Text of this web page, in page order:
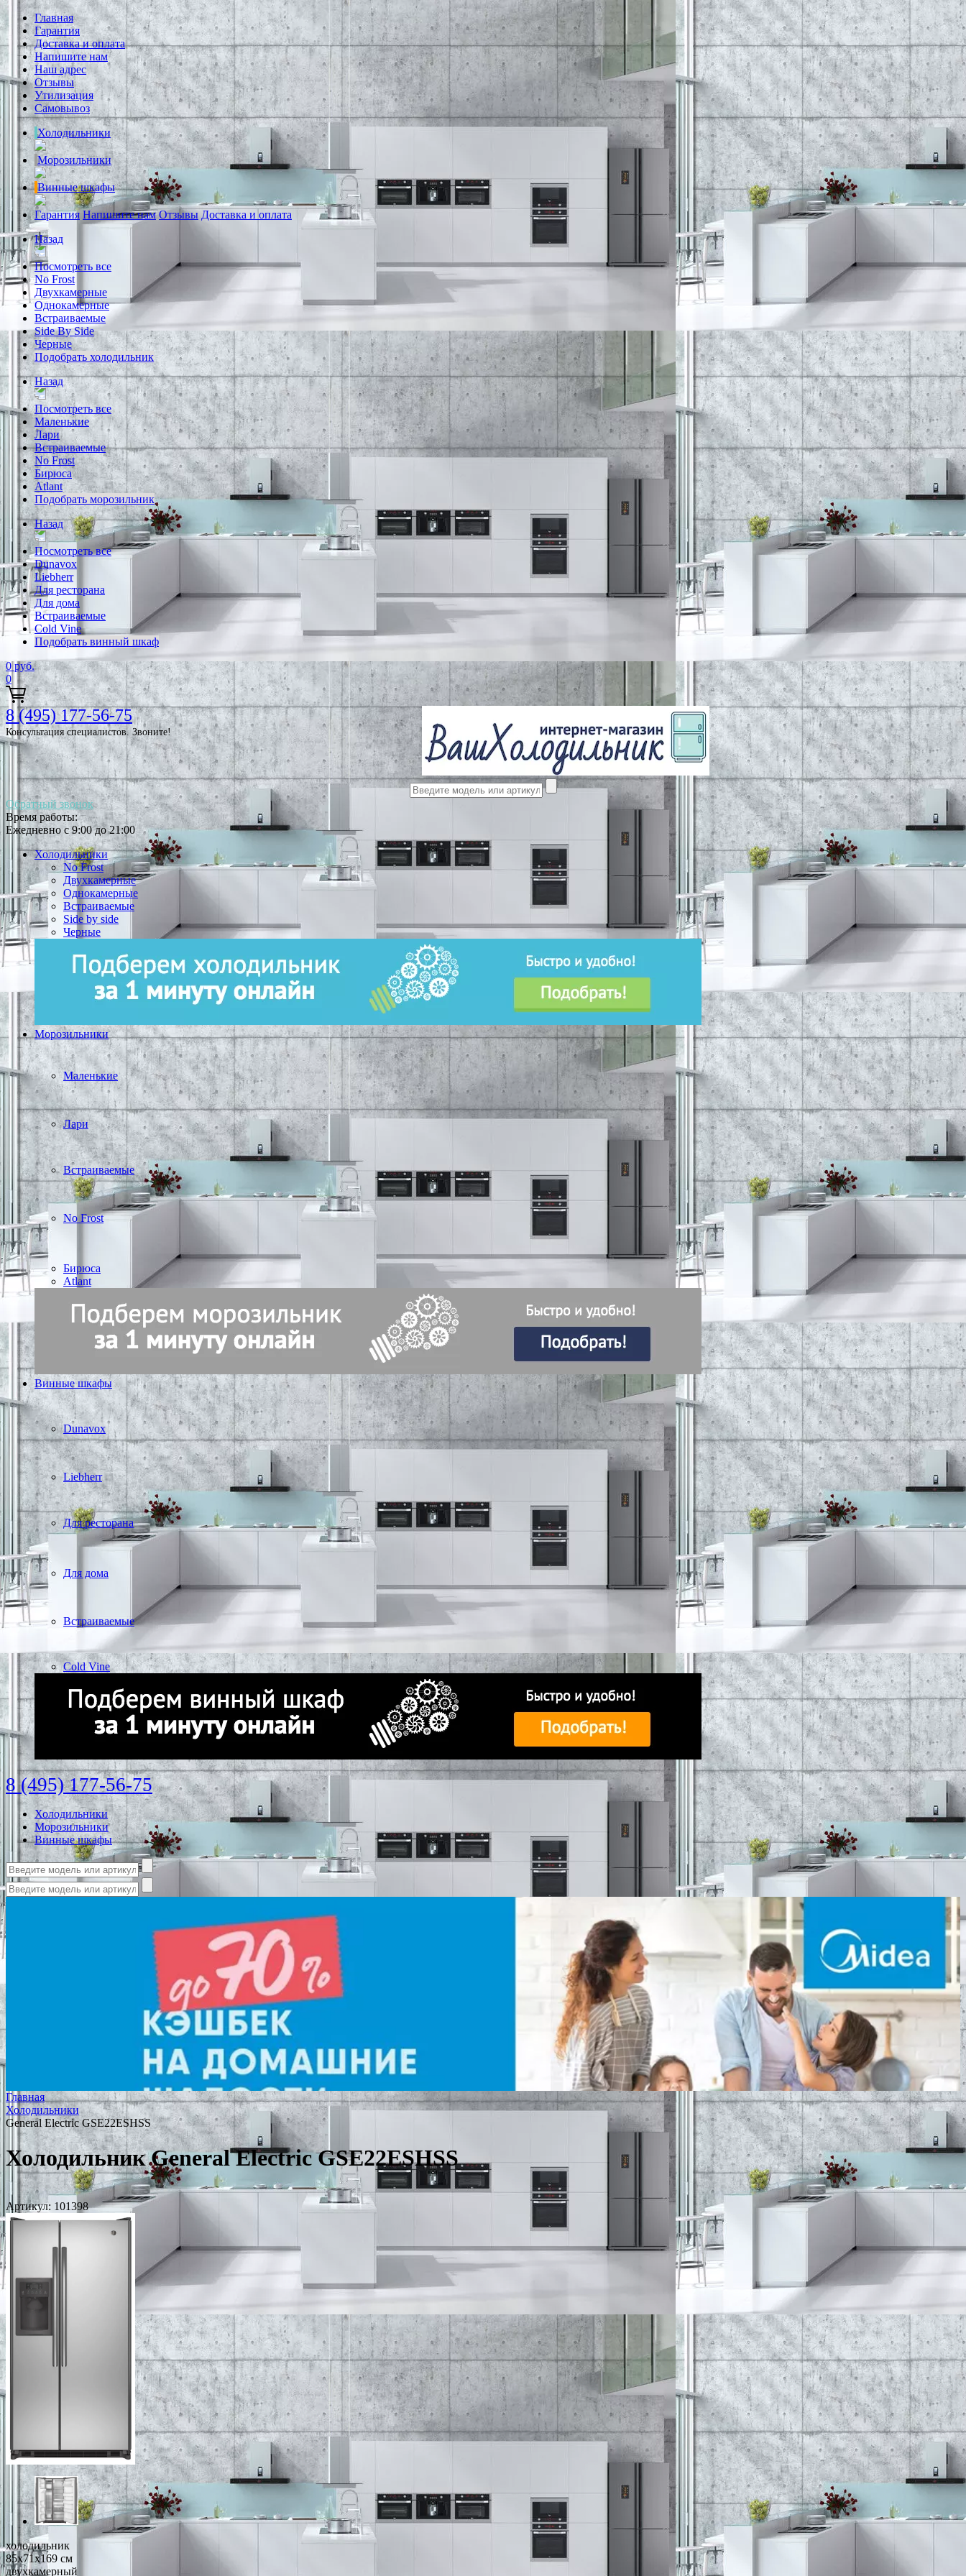
Главная
Гарантия
Доставка и оплата
Напишите нам
Наш адрес
Отзывы
Утилизация
Самовывоз
Холодильники
Морозильники
Винные шкафы
Гарантия Напишите нам Отзывы Доставка и оплата
Назад
Посмотреть все
No Frost
Двухкамерные
Однокамерные
Встраиваемые
Side By Side
Черные
Подобрать холодильник
Назад
Посмотреть все
Маленькие
Лари
Встраиваемые
No Frost
Бирюса
Atlant
Подобрать морозильник
Назад
Посмотреть все
Dunavox
Liebherr
Для ресторана
Для дома
Встраиваемые
Cold Vine
Подобрать винный шкаф
0 руб.
0
8 (495) 177-56-75
Консультация специалистов. Звоните!
Обратный звонок
Время работы:
Ежедневно с 9:00 до 21:00
Холодильники
No Frost
Двухкамерные
Однокамерные
Встраиваемые
Side by side
Черные
Морозильники
Маленькие
Лари
Встраиваемые
No Frost
Бирюса
Atlant
Винные шкафы
Dunavox
Liebherr
Для ресторана
Для дома
Встраиваемые
Cold Vine
8 (495) 177-56-75
Холодильники
Морозильники
Винные шкафы
Главная
Холодильники
General Electric GSE22ESHSS
Холодильник General Electric GSE22ESHSS
Артикул: 101398
холодильник
85x71x169 см
двухкамерный